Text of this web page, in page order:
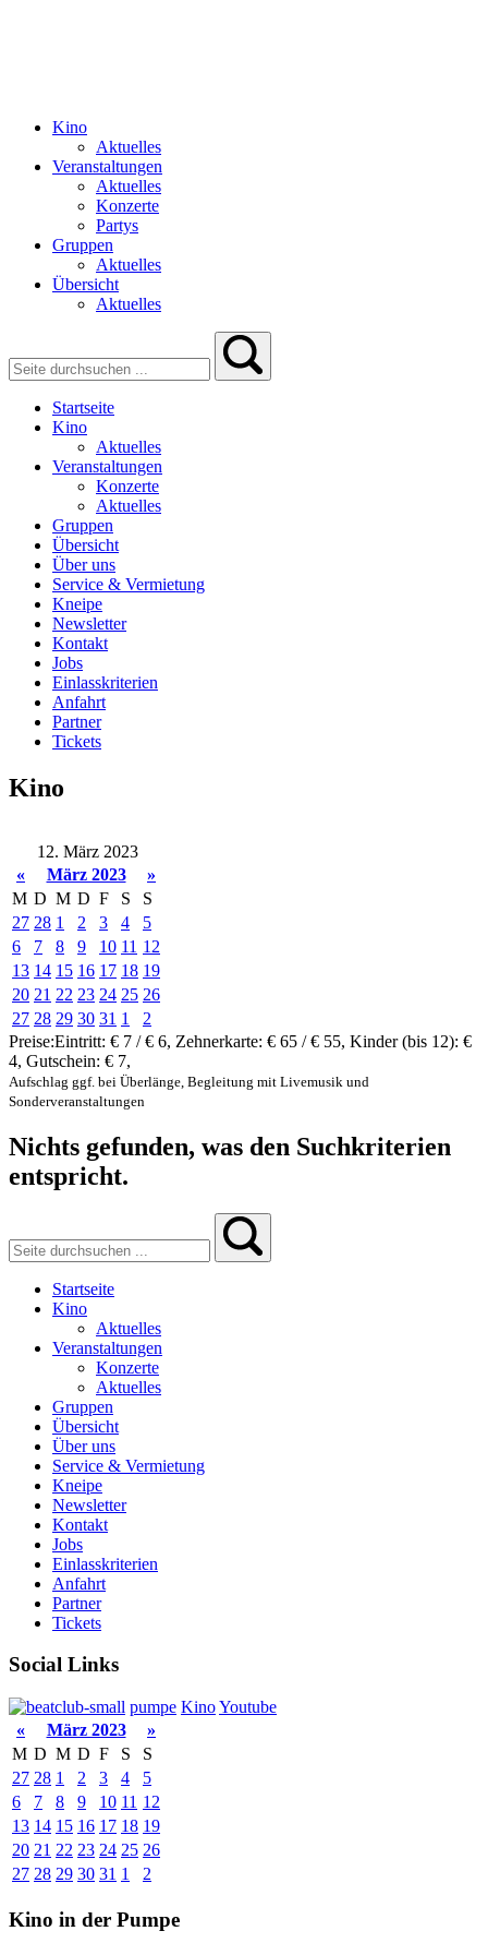
Kino
Aktuelles
Veranstaltungen
Aktuelles
Konzerte
Partys
Gruppen
Aktuelles
Übersicht
Aktuelles
Startseite
Kino
Aktuelles
Veranstaltungen
Konzerte
Aktuelles
Gruppen
Übersicht
Über uns
Service & Vermietung
Kneipe
Newsletter
Kontakt
Jobs
Einlasskriterien
Anfahrt
Partner
Tickets
Kino
12. März 2023
«
März 2023
»
M D M D F S
S
27 28 1 2 3 4
5
6
7 8 9 10 11 12
13 14 15 16 17 18 19
20 21 22 23 24 25 26
27 28 29 30 31 1
2
Preise:Eintritt: € 7 / € 6, Zehnerkarte: € 65 / € 55, Kinder (bis 12): €
4, Gutschein: € 7,
Aufschlag ggf. bei Überlänge, Begleitung mit Livemusik und
Sonderveranstaltungen
Nichts gefunden, was den Suchkriterien
entspricht.
Startseite
Kino
Aktuelles
Veranstaltungen
Konzerte
Aktuelles
Gruppen
Übersicht
Über uns
Service & Vermietung
Kneipe
Newsletter
Kontakt
Jobs
Einlasskriterien
Anfahrt
Partner
Tickets
Social Links
pumpe KinoYoutube
«
März 2023
»
M D M D F S
S
27 28 1 2 3 4
5
6
7 8 9 10 11 12
13 14 15 16 17 18 19
20 21 22 23 24 25 26
27 28 29 30 31 1 2
Kino in der Pumpe